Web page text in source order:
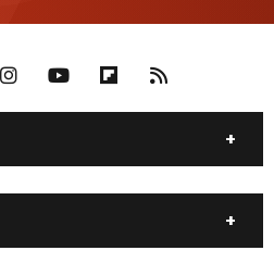
GÜNDEM
EKONOMİ